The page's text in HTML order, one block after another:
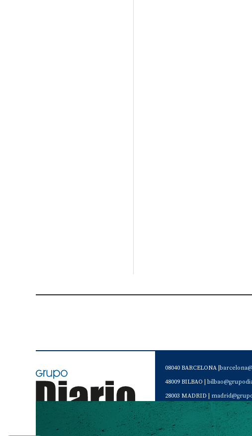
08040 BARCELONA |
48009 BILBAO |
28003 MADRID |
46120 Alboraya. VALENCIA |
Servicio de Atención al Socio